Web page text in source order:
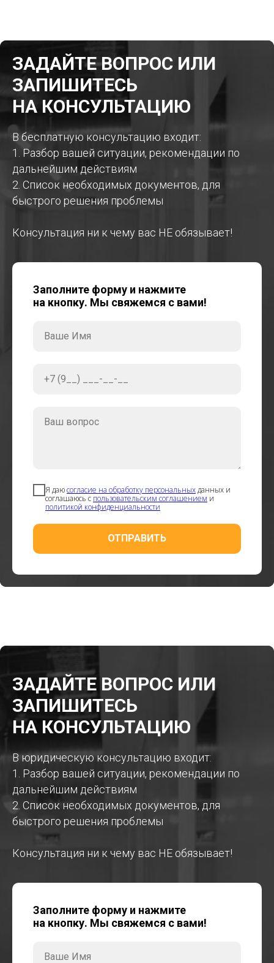
ЗАДАЙТЕ ВОПРОС ИЛИ
ЗАПИШИТЕСЬ
НА КОНСУЛЬТАЦИЮ
В бесплатную консультацию входит:
1. Разбор вашей ситуации, рекомендации по
дальнейшим действиям
2. Список необходимых документов, для
быстрого решения проблемы
Консультация ни к чему вас НЕ обязывает!
Заполните форму и нажмите
на кнопку. Мы свяжемся с вами!
Ваше Имя
+7 (9__) ___-__-__
Ваш вопрос
Я даюсогласие на обработку персональныхданных и
соглашаюсь с пользовательским соглашением и
политикой конфиденциальности
ОТПРАВИТЬ
ЗАДАЙТЕ ВОПРОС ИЛИ
ЗАПИШИТЕСЬ
НА КОНСУЛЬТАЦИЮ
В юридическую консультацию входит:
1. Разбор вашей ситуации, рекомендации по
дальнейшим действиям
2. Список необходимых документов, для
быстрого решения проблемы
Консультация ни к чему вас НЕ обязывает!
Заполните форму и нажмите
на кнопку. Мы свяжемся с вами!
Ваше Имя